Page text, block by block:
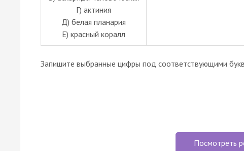
Г) актиния
Д) белая планария
Е) красный коралл
Запишите выбранные цифры под соответствующими
Посмотреть